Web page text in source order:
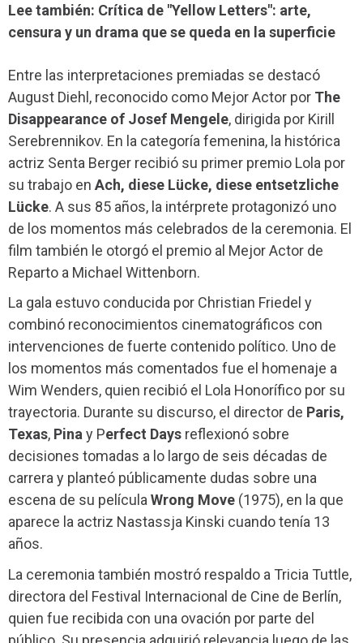
Lee también: Crítica de "Yellow Letters": arte,
censura y un drama que se queda en la superficie
Entre las interpretaciones premiadas se destacó
August Diehl, reconocido como Mejor Actor por The
Disappearance of Josef Mengele, dirigida por Kirill
Serebrennikov. En la categoría femenina, la histórica
actriz Senta Berger recibió su primer premio Lola por
su trabajo en Ach, diese Lücke, diese entsetzliche
Lücke. A sus 85 años, la intérprete protagonizó uno
de los momentos más celebrados de la ceremonia. El
film también le otorgó el premio al Mejor Actor de
Reparto a Michael Wittenborn.
La gala estuvo conducida por Christian Friedel y
combinó reconocimientos cinematográficos con
intervenciones de fuerte contenido político. Uno de
los momentos más comentados fue el homenaje a
Wim Wenders, quien recibió el Lola Honorífico por su
trayectoria. Durante su discurso, el director de Paris,
Texas, Pinay Perfect Days reflexionó sobre
decisiones tomadas a lo largo de seis décadas de
carrera y planteó públicamente dudas sobre una
escena de su películaWrong Move (1975), en la que
aparece la actriz Nastassja Kinski cuando tenía 13
años.
La ceremonia también mostró respaldo a Tricia Tuttle,
directora del Festival Internacional de Cine de Berlín,
quien fue recibida con una ovación por parte del